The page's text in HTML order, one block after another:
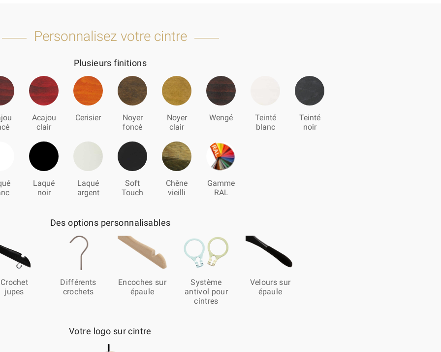
Personnalisez votre cintre
Plusieurs finitions
Acajou
clair
Cerisier
Noyer
foncé
Noyer
clair
Wengé
Teinté
blanc
Teinté
noir
Laqué
noir
Laqué
argent
Soft
Touch
Chêne
vieilli
Gamme
RAL
Des options personnalisables
Crochet
jupes
Différents
crochets
Encoches sur
épaule
Système
antivol pour
cintres
Velours sur
épaule
Votre logo sur cintre